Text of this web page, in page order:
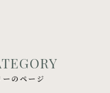
ーのページ